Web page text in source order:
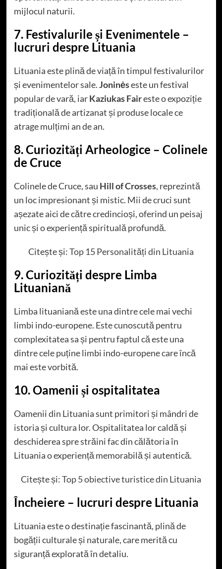
mijlocul naturii.
7. Festivalurile și Evenimentele –
lucruri despre Lituania
Lituania este plină de viață în timpul festivalurilor
și evenimentelor sale.Joninėseste un festival
popular de vară, iarKaziukas Faireste o expoziție
tradițională de artizanat și produse locale ce
atrage mulțimi an de an.
8. Curiozități Arheologice – Colinele
de Cruce
Colinele de Cruce, sau Hill of Crosses, reprezintă
un loc impresionant și mistic. Mii de cruci sunt
așezate aici de către credincioși, oferind un peisaj
unic și o experiență spirituală profundă.
Citește și:Top 15 Personalități din Lituania
9. Curiozități despre Limba
Lituaniană
Limba lituaniană este una dintre cele mai vechi
limbi indo-europene. Este cunoscută pentru
complexitatea sa și pentru faptul că este una
dintre cele puține limbi indo-europene care încă
mai este vorbită.
10. Oamenii și ospitalitatea
Oamenii din Lituania sunt primitori și mândri de
istoria și cultura lor. Ospitalitatea lor caldă și
deschiderea spre străini fac din călătoria în
Lituania o experiență memorabilă și autentică.
Citește și:Top 5 obiective turistice din Lituania
Încheiere – lucruri despre Lituania
Lituania este o destinație fascinantă, plină de
bogății culturale și naturale, care merită cu
siguranță explorată în detaliu.